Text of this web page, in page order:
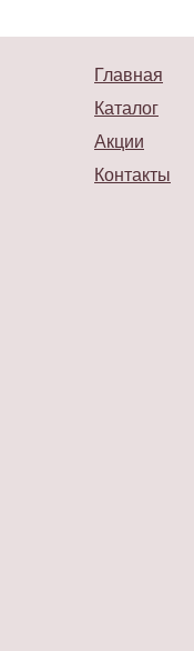
Главная
Каталог
Акции
Контакты